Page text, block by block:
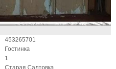
453265701
Гостинка
1